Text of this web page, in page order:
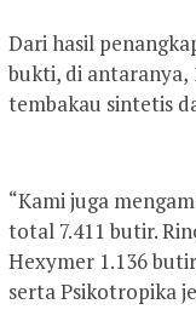
Dari hasil
bukti, di antaranya,
tembakau sintetis
“Kami juga
total 7.411 butir.
Hexymer 1.136
serta Psikotropika